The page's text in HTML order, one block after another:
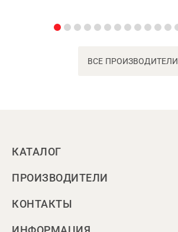
ВСЕ ПРОИЗВОДИТЕЛИ
КАТАЛОГ
ПРОИЗВОДИТЕЛИ
КОНТАКТЫ